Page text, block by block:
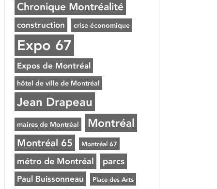
Chronique Montréalité
construction crise économique
Expo 67
Expos de Montréal
hôtel de ville de Montréal
Jean Drapeau
maires de Montréal Montréal
Montréal 65 Montréal 67
métro de Montréal parcs
Paul Buissonneau Place des Arts